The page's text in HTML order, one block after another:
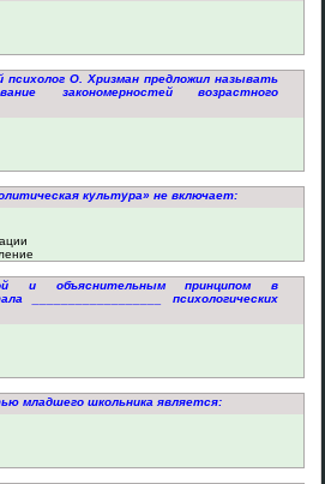
психолог О. Хризман предложил называть
закономерностей возрастного
культура» не включает:
и объяснительным принципом в
__________________ психологических
младшего школьника является: